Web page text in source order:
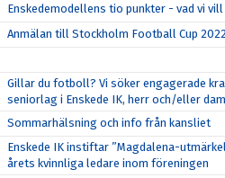
Enskedemodellens tio punkter - vad vi vill
Anmälan till Stockholm Football Cup
Gillar du fotboll? Vi söker engagerade
seniorlag i Enskede IK, herr och/eller dam
Sommarhälsning och info från kansliet
Enskede IK instiftar ”Magdalena-
årets kvinnliga ledare inom föreningen